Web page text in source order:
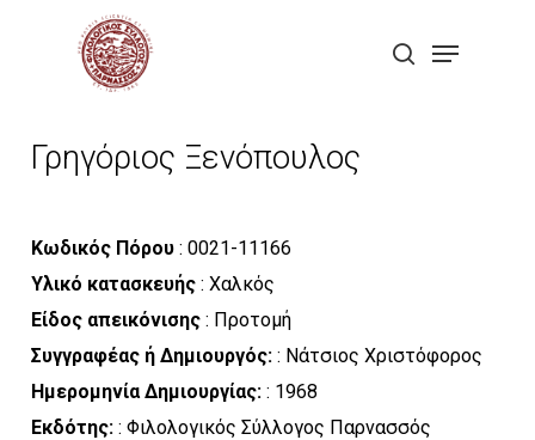
search
Menu
Γρηγόριος Ξενόπουλος
Κωδικός Πόρου: 0021-11166
Υλικό κατασκευής: Χαλκός
Είδος απεικόνισης: Προτομή
Συγγραφέας ή Δημιουργός: : Νάτσιος Χριστόφορος
Ημερομηνία Δημιουργίας: : 1968
Εκδότης: : Φιλολογικός Σύλλογος Παρνασσός